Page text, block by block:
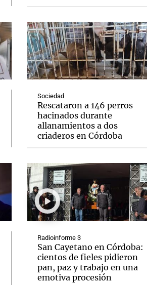
Sociedad
Rescataron a 146 perros
hacinados durante
allanamientos a dos
criaderos en Córdoba
Radioinforme 3
San Cayetano en Córdoba:
cientos de fieles pidieron
pan, paz y trabajo en una
emotiva procesión
Notas